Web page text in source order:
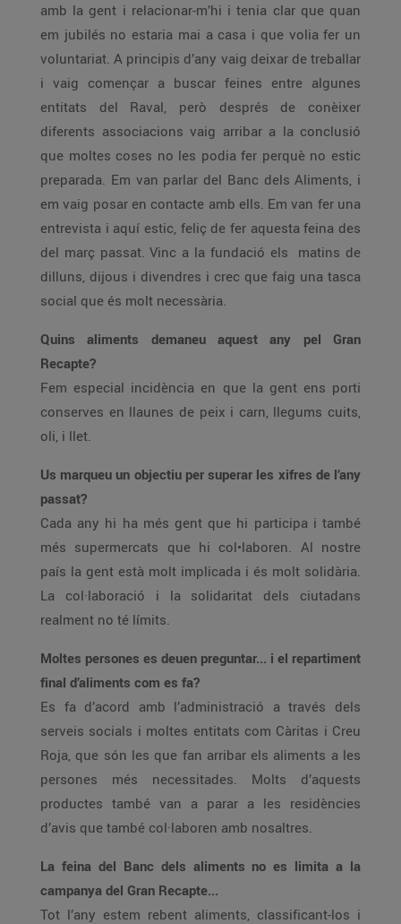
amb la gent i relacionar-m’hi i tenia clar que quan
em jubilés no estaria mai a casa i que volia fer un
voluntariat. A principis d’any vaig deixar de treballar
i vaig començar a buscar feines entre algunes
entitats del Raval, però després de conèixer
diferents associacions vaig arribar a la conclusió
que moltes coses no les podia fer perquè no estic
preparada. Em van parlar del Banc dels Aliments, i
em vaig posar en contacte amb ells. Em van fer una
entrevista i aquí estic, feliç de fer aquesta feina des
del març passat. Vinc a la fundació els matins de
dilluns, dijous i divendres i crec que faig una tasca
social que és molt necessària.
Quins aliments demaneu aquest any pel Gran
Recapte?
Fem especial incidència en que la gent ens porti
conserves en llaunes de peix i carn, llegums cuits,
oli, i llet.
Us marqueu un objectiu per superar les xifres de l’any
passat?
Cada any hi ha més gent que hi participa i també
més supermercats que hi col•laboren. Al nostre
país la gent està molt implicada i és molt solidària.
La col·laboració i la solidaritat dels ciutadans
realment no té límits.
Moltes persones es deuen preguntar... i el repartiment
final d’aliments com es fa?
Es fa d’acord amb l’administració a través dels
serveis socials i moltes entitats com Càritas i Creu
Roja, que són les que fan arribar els aliments a les
persones més necessitades. Molts d’aquests
productes també van a parar a les residències
d’avis que també col·laboren amb nosaltres.
La feina del Banc dels aliments no es limita a la
campanya del Gran Recapte...
Tot l’any estem rebent aliments, classificant-los i